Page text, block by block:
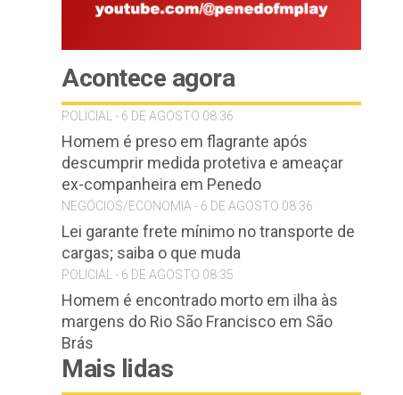
Acontece agora
POLICIAL - 6 DE AGOSTO 08:36
Homem é preso em flagrante após
descumprir medida protetiva e ameaçar
ex-companheira em Penedo
NEGÓCIOS/ECONOMIA - 6 DE AGOSTO 08:36
Lei garante frete mínimo no transporte de
cargas; saiba o que muda
POLICIAL - 6 DE AGOSTO 08:35
Homem é encontrado morto em ilha às
margens do Rio São Francisco em São
Brás
Mais lidas